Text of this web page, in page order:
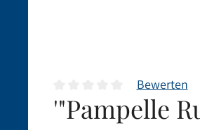
Durchschnittliche
Bewerten
'"Pampelle